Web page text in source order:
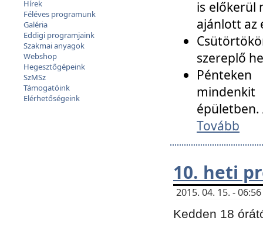
Hírek
Féléves programunk
Galéria
Eddigi programjaink
Szakmai anyagok
Webshop
Hegesztőgépeink
SzMSz
Támogatóink
Elérhetőségeink
is előkerül
ajánlott az
szereplő
épületben.
Tovább
10. heti
2015. 04. 15. -
Kedden 18